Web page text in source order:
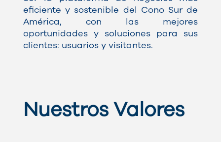
eficiente y sostenible del Cono Sur de
América, con las mejores
oportunidades y soluciones para sus
clientes: usuarios y visitantes.
Nuestros Valores